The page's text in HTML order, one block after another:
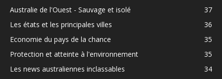
Australie de l'Ouest - Sauvage et isolé
37
Les états et les principales villes
36
Economie du pays de la chance
35
Protection et atteinte à l'environnement
35
Les news australiennes inclassables
34